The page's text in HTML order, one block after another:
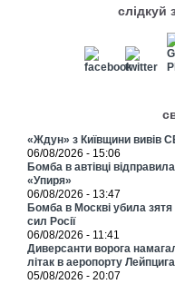
слідкуй
«Ждун» з Київщини вивів
06/08/2026 - 15:06
Бомба в автівці
«Упиря»
06/08/2026 - 13:47
Бомба в Москві убила
сил Росії
06/08/2026 - 11:41
Диверсанти ворога
літак в аеропорту Лейпцига
05/08/2026 - 20:07